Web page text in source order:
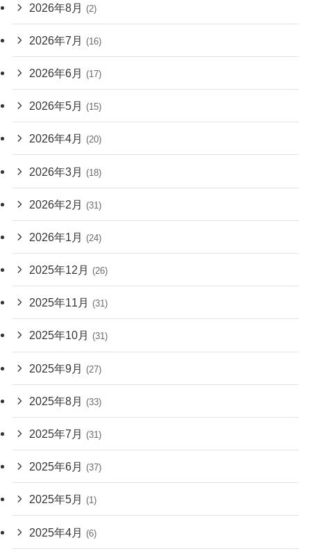
2026年8月 (2)
2026年7月 (16)
2026年6月 (17)
2026年5月 (15)
2026年4月 (20)
2026年3月 (18)
2026年2月 (31)
2026年1月 (24)
2025年12月 (26)
2025年11月 (31)
2025年10月 (31)
2025年9月 (27)
2025年8月 (33)
2025年7月 (31)
2025年6月 (37)
2025年5月 (1)
2025年4月 (6)